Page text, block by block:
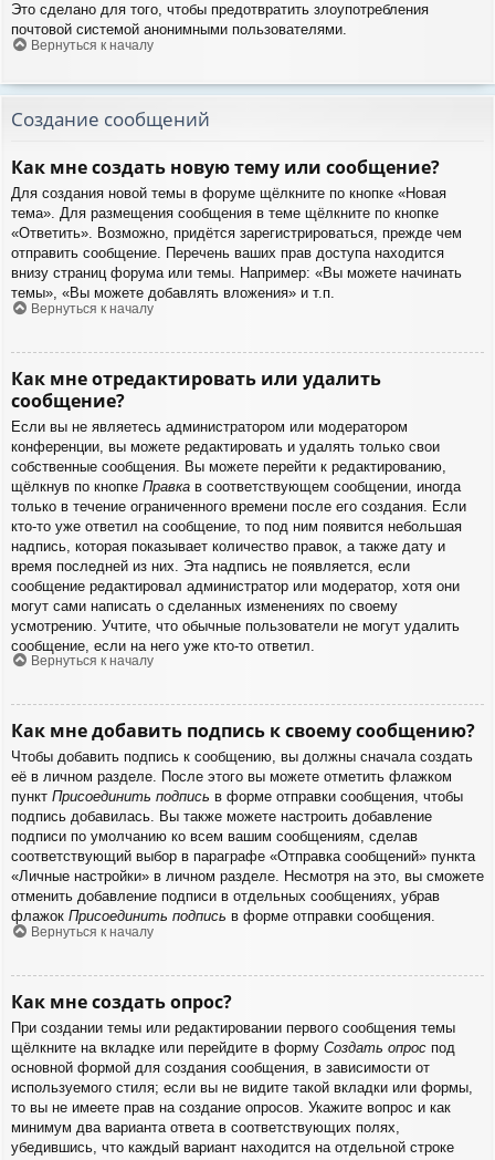
Это сделано для того, чтобы предотвратить злоупотребления
почтовой системой анонимными пользователями.
Вернуться к началу
Создание сообщений
Как мне создать новую тему или сообщение?
Для создания новой темы в форуме щёлкните по кнопке «Новая
тема». Для размещения сообщения в теме щёлкните по кнопке
«Ответить». Возможно, придётся зарегистрироваться, прежде чем
отправить сообщение. Перечень ваших прав доступа находится
внизу страниц форума или темы. Например: «Вы можете начинать
темы», «Вы можете добавлять вложения» и т.п.
Вернуться к началу
Как мне отредактировать или удалить
сообщение?
Если вы не являетесь администратором или модератором
конференции, вы можете редактировать и удалять только свои
собственные сообщения. Вы можете перейти к редактированию,
щёлкнув по кнопке Правка в соответствующем сообщении, иногда
только в течение ограниченного времени после его создания. Если
кто-то уже ответил на сообщение, то под ним появится небольшая
надпись, которая показывает количество правок, а также дату и
время последней из них. Эта надпись не появляется, если
сообщение редактировал администратор или модератор, хотя они
могут сами написать о сделанных изменениях по своему
усмотрению. Учтите, что обычные пользователи не могут удалить
сообщение, если на него уже кто-то ответил.
Вернуться к началу
Как мне добавить подпись к своему сообщению?
Чтобы добавить подпись к сообщению, вы должны сначала создать
её в личном разделе. После этого вы можете отметить флажком
пункт Присоединить подпись в форме отправки сообщения, чтобы
подпись добавилась. Вы также можете настроить добавление
подписи по умолчанию ко всем вашим сообщениям, сделав
соответствующий выбор в параграфе «Отправка сообщений» пункта
«Личные настройки» в личном разделе. Несмотря на это, вы сможете
отменить добавление подписи в отдельных сообщениях, убрав
флажок Присоединить подпись в форме отправки сообщения.
Вернуться к началу
Как мне создать опрос?
При создании темы или редактировании первого сообщения темы
щёлкните на вкладке или перейдите в форму Создать опрос под
основной формой для создания сообщения, в зависимости от
используемого стиля; если вы не видите такой вкладки или формы,
то вы не имеете прав на создание опросов. Укажите вопрос и как
минимум два варианта ответа в соответствующих полях,
убедившись, что каждый вариант находится на отдельной строке